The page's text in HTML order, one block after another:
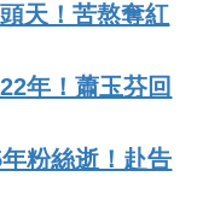
天！苦熬奪紅
年！蕭玉芬回
粉絲逝！赴告